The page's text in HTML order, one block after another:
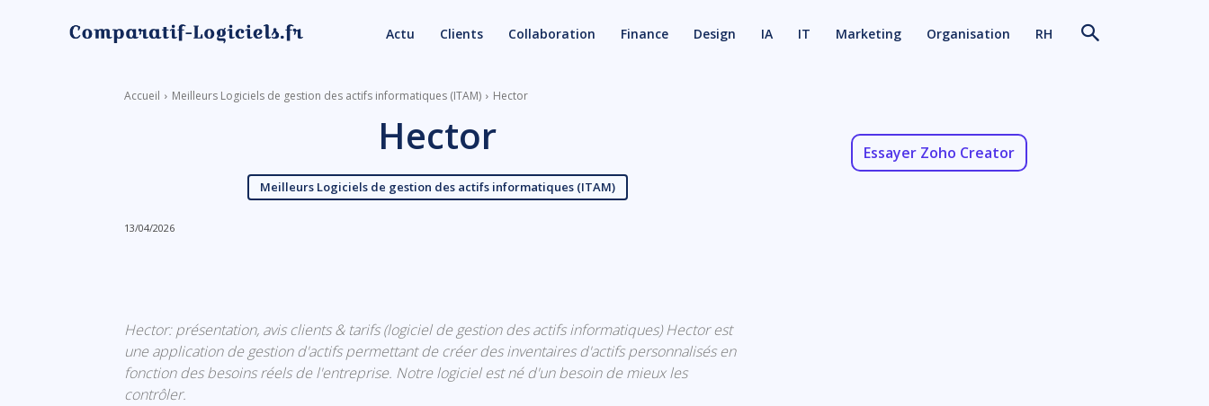
Actu Clients Collaboration Finance Design IA IT Marketing Organisation RH
Accueil Meilleurs Logiciels de gestion des actifs informatiques (ITAM) Hector
Hector
Meilleurs Logiciels de gestion des actifs informatiques (ITAM)
13/04/2026
Hector: présentation, avis clients & tarifs (logiciel de gestion des actifs informatiques) Hector est
une application de gestion d'actifs permettant de créer des inventaires d'actifs personnalisés en
fonction des besoins réels de l'entreprise. Notre logiciel est né d'un besoin de mieux les
contrôler.
Essayer Zoho Creator